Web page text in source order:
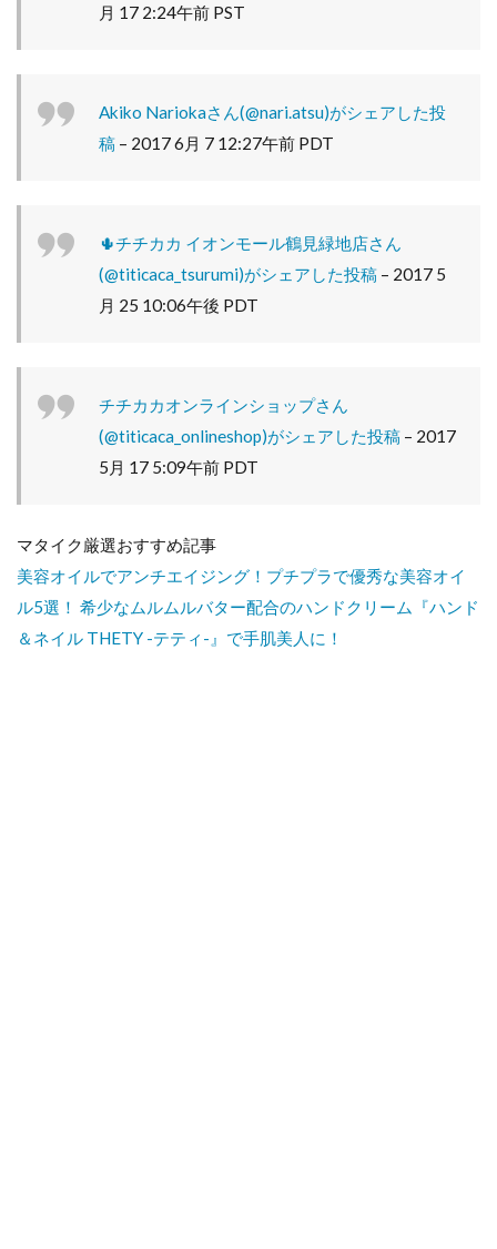
月 17 2:24午前 PST
Akiko Nariokaさん(@nari.atsu)がシェアした投
稿 – 2017 6月 7 12:27午前 PDT
🌵チチカカ イオンモール鶴見緑地店さん
(@titicaca_tsurumi)がシェアした投稿 – 2017 5
月 25 10:06午後 PDT
チチカカオンラインショップさん
(@titicaca_onlineshop)がシェアした投稿 – 2017
5月 17 5:09午前 PDT
マタイク厳選おすすめ記事
美容オイルでアンチエイジング！プチプラで優秀な美容オイ
ル5選！ 希少なムルムルバター配合のハンドクリーム『ハンド
＆ネイル THETY -テティ-』で手肌美人に！